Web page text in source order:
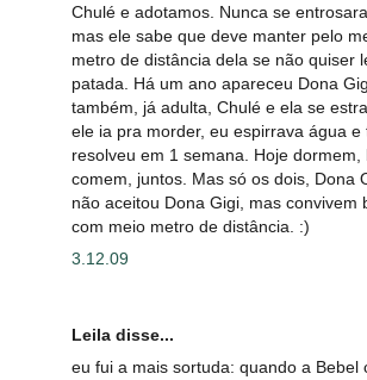
Chulé e adotamos. Nunca se
mas ele sabe que deve manter pelo
metro de distância dela se não quiser
patada. Há um ano apareceu Dona
também, já adulta, Chulé e ela se
ele ia pra morder, eu espirrava água e
resolveu em 1 semana. Hoje dormem,
comem, juntos. Mas só os dois, Dona
não aceitou Dona Gigi, mas convivem
com meio metro de distância. :)
3.12.09
Leila disse...
eu fui a mais sortuda: quando a Bebel